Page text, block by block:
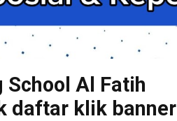
School Al Fatih
daftar klik banner